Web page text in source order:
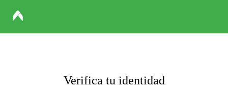
Verifica tu identidad